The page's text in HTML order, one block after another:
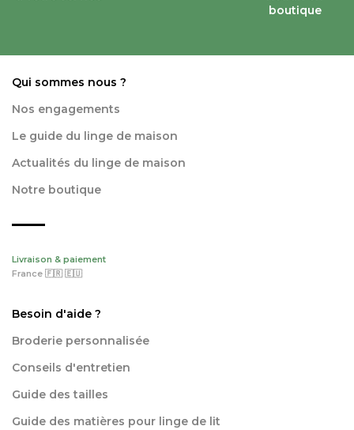
boutique
Qui sommes nous ?
Nos engagements
Le guide du linge de maison
Actualités du linge de maison
Notre boutique
Livraison & paiement
France 🇫🇷 🇪🇺
Besoin d'aide ?
Broderie personnalisée
Conseils d'entretien
Guide des tailles
Guide des matières pour linge de lit